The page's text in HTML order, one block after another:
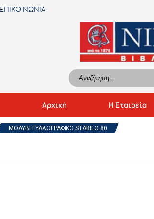
ΕΠΙΚΟΙΝΩΝΙΑ
Αρχική Η Εταιρεία
ΜΟΛΥΒΙ ΓΥΑΛΟΓΡΑΦΙΚΟ STABILO 80